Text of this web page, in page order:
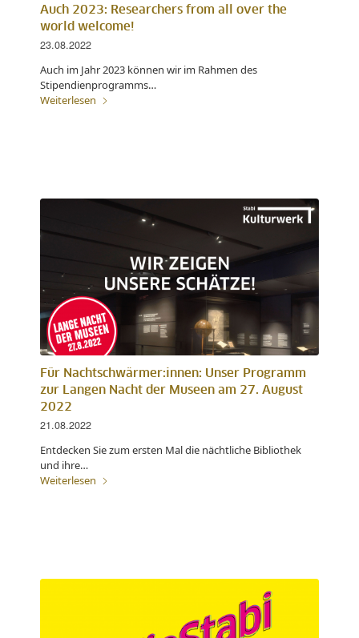
Auch 2023: Researchers from all over the
world welcome!
23.08.2022
Auch im Jahr 2023 können wir im Rahmen des
Stipendienprogramms…
Weiterlesen
Für Nachtschwärmer:innen: Unser Programm
zur Langen Nacht der Museen am 27. August
2022
21.08.2022
Entdecken Sie zum ersten Mal die nächtliche Bibliothek
und ihre…
Weiterlesen